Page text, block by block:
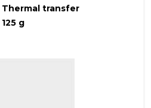
Thermal transfer
125 g